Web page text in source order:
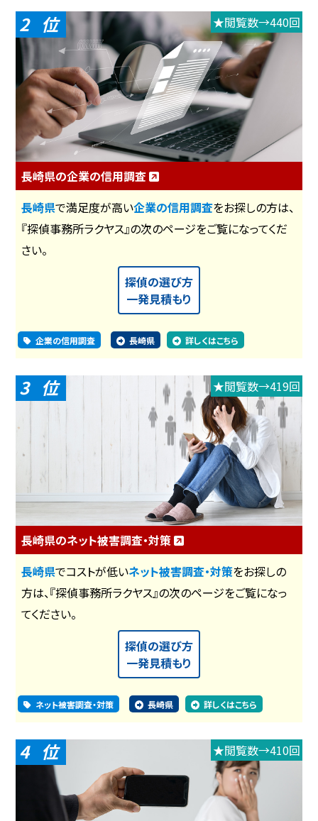
2 ★閲覧数→440回
長崎県の企業の信用調査
長崎県で満足度が高い企業の信用調査をお探しの方は、
『探偵事務所ラクヤス』の次のページをご覧になってくだ
さい。
探偵の選び方
一発見積もり
企業の信用調査 長崎県 詳しくはこちら
3 ★閲覧数→419回
長崎県のネット被害調査・対策
長崎県でコストが低いネット被害調査・対策をお探しの
方は、『探偵事務所ラクヤス』の次のページをご覧になっ
てください。
探偵の選び方
一発見積もり
ネット被害調査・対策 長崎県 詳しくはこちら
4 ★閲覧数→410回